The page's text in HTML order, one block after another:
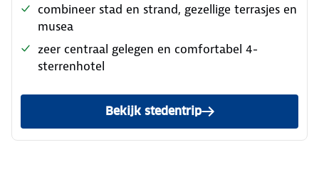
combineer stad en strand, gezellige terrasjes en
musea
zeer centraal gelegen en comfortabel 4-
sterrenhotel
Bekijk stedentrip